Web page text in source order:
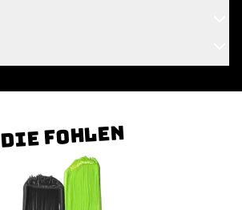
Die Fohlen